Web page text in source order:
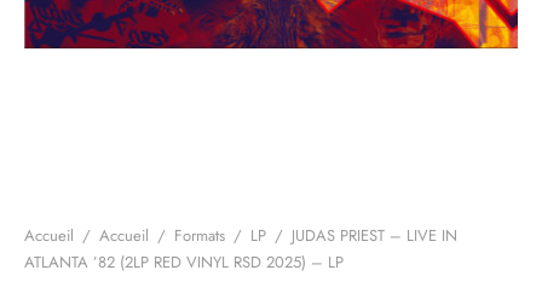
Accueil / Accueil / Formats / LP / JUDAS PRIEST – LIVE IN
ATLANTA ’82 (2LP RED VINYL RSD 2025) – LP
Phono
& MINIMALISTE
ROCK
2026
DU 30/10/2026
SKA